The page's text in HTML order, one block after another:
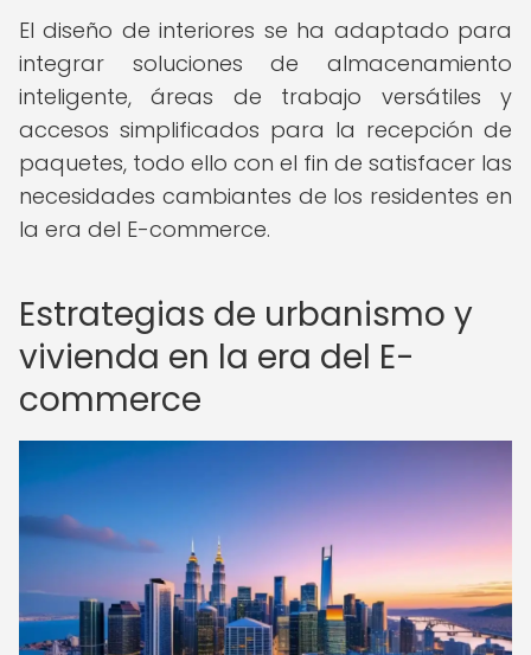
El diseño de interiores se ha adaptado para
integrar soluciones de almacenamiento
inteligente, áreas de trabajo versátiles y
accesos simplificados para la recepción de
paquetes, todo ello con el fin de satisfacer las
necesidades cambiantes de los residentes en
la era del E-commerce.
Estrategias de urbanismo y
vivienda en la era del E-
commerce